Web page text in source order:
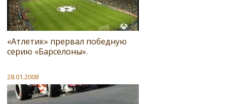
«Атлетик» прервал победную
серию «Барселоны».
28.01.2008